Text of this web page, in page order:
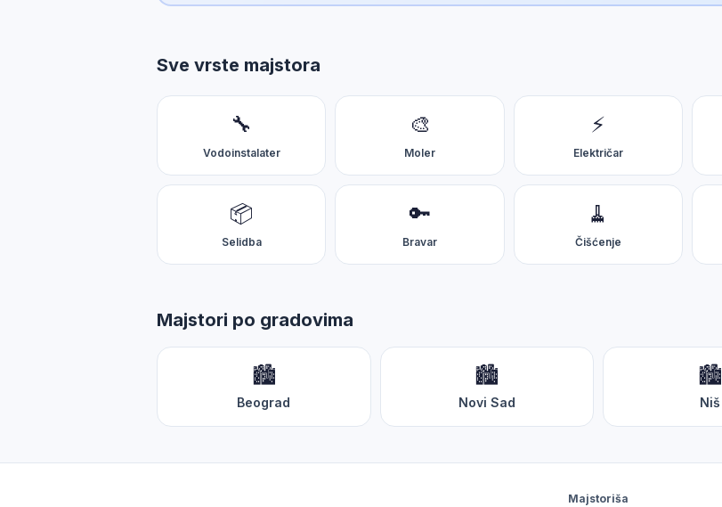
Opisite problem za personalizovani rezultat
Zdravo! 👋 Opišite mi problem i koji ste grad — naći ćemo pravog majstora i proceniti cenu.
Sve vrste majstora
🔧
Vodoinstalater
🎨
Moler
⚡
Električar
📦
Selidba
🔑
Bravar
🧹
Čišćenje
Majstori po gradovima
🏙️
Beograd
🏙️
Novi Sad
🏙️
Niš
Majstoriša